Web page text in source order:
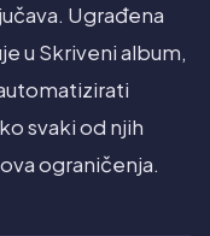
Ugrađena
u Skriveni album,
svaki od njih
ograničenja.